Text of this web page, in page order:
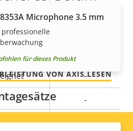
–
-
Microphone 3.5 mm
professionelle
für dieses Produkt
bietet
und Kontrolle über Ihre
VON AXIS LESEN